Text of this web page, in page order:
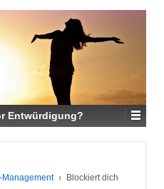
Entwürdigung?
Management › Blockiert dich